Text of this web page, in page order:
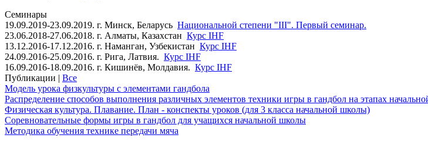
Семинары
19.09.2019-23.09.2019. г. Минск, Беларусь Национальной степени "III". Первый семинар.
23.06.2018-27.06.2018. г. Алматы, Казахстан Курс IHF
13.12.2016-17.12.2016. г. Наманган, Узбекистан Курс IHF
24.09.2016-25.09.2016. г. Рига, Латвия. Курс IHF
16.09.2016-18.09.2016. г. Кишинёв, Молдавия. Курс IHF
Публикации | Все
Модель урока физкультуры с элементами гандбола
Распределение способов выполнения различных элементов техники игры в гандбол на этапах
Физическая культура. Плавание. План - конспекты уроков (для 3 класса начальной школы)
Соревновательные формы игры в гандбол для учащихся начальной школы
Методика обучения технике передачи мяча